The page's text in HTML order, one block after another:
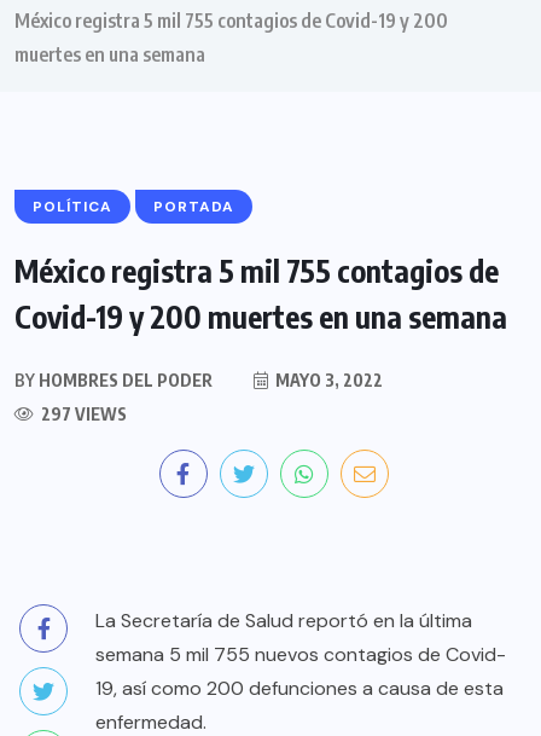
México registra 5 mil 755 contagios de Covid-19 y 200
muertes en una semana
POLÍTICA PORTADA
México registra 5 mil 755 contagios de
Covid-19 y 200 muertes en una semana
BY HOMBRES DEL PODER
MAYO 3, 2022
297 VIEWS
La Secretaría de Salud reportó en la última
semana 5 mil 755 nuevos contagios de Covid-
19, así como 200 defunciones a causa de esta
enfermedad.